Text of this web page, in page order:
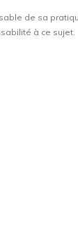
de sa
à ce sujet.